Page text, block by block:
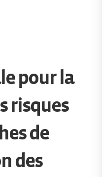
pour la
risques
de
des